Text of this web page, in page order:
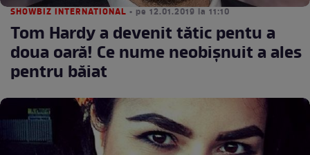
SHOWBIZ INTERNATIONAL • pe 12.01.2019 la 11:10
Tom Hardy a devenit tătic pentu a
doua oară! Ce nume neobișnuit a ales
pentru băiat